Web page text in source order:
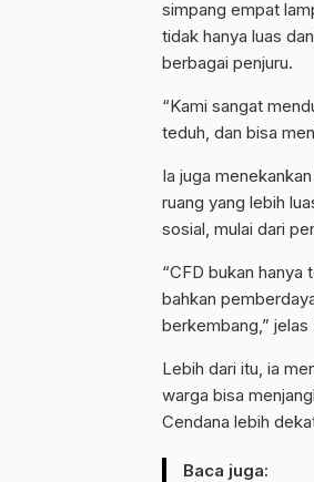
simpang empat
tidak hanya luas
berbagai penjuru.
“Kami sangat
teduh, dan bisa
Ia juga
ruang yang lebih
sosial, mulai dari
“CFD bukan hanya
bahkan
berkembang,” jelas
Lebih dari itu, ia
warga bisa
Cendana lebih
Baca juga: